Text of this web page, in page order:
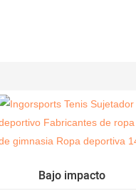
Bajo impacto